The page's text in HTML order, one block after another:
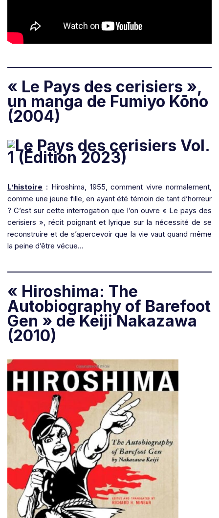
« Le Pays des cerisiers »,
un manga de Fumiyo Kōno
(2004)
L’histoire : Hiroshima, 1955, comment vivre normalement,
comme une jeune fille, en ayant été témoin de tant d’horreur
? C’est sur cette interrogation que l’on ouvre « Le pays des
cerisiers », récit poignant et lyrique sur la nécessité de se
reconstruire et de s’apercevoir que la vie vaut quand même
la peine d’être vécue…
« Hiroshima: The
Autobiography of Barefoot
Gen » de Keiji Nakazawa
(2010)